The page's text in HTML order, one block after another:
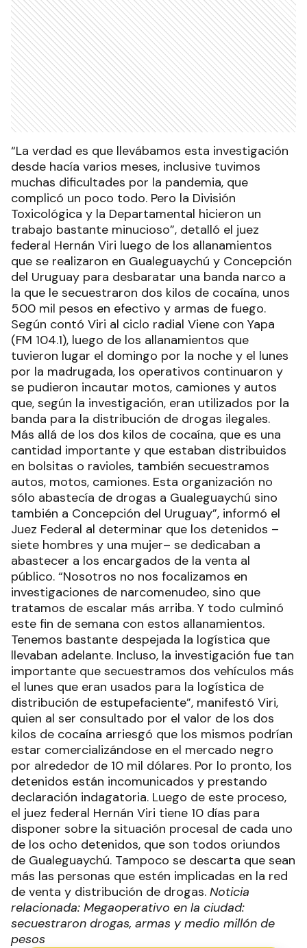
“La verdad es que llevábamos esta investigación
desde hacía varios meses, inclusive tuvimos
muchas dificultades por la pandemia, que
complicó un poco todo. Pero la División
Toxicológica y la Departamental hicieron un
trabajo bastante minucioso”, detalló el juez
federal Hernán Viri luego de los allanamientos
que se realizaron en Gualeguaychú y Concepción
del Uruguay para desbaratar una banda narco a
la que le secuestraron dos kilos de cocaína, unos
500 mil pesos en efectivo y armas de fuego.
Según contó Viri al ciclo radial Viene con Yapa
(FM 104.1), luego de los allanamientos que
tuvieron lugar el domingo por la noche y el lunes
por la madrugada, los operativos continuaron y
se pudieron incautar motos, camiones y autos
que, según la investigación, eran utilizados por la
banda para la distribución de drogas ilegales.
Más allá de los dos kilos de cocaína, que es una
cantidad importante y que estaban distribuidos
en bolsitas o ravioles, también secuestramos
autos, motos, camiones. Esta organización no
sólo abastecía de drogas a Gualeguaychú sino
también a Concepción del Uruguay”, informó el
Juez Federal al determinar que los detenidos –
siete hombres y una mujer– se dedicaban a
abastecer a los encargados de la venta al
público. “Nosotros no nos focalizamos en
investigaciones de narcomenudeo, sino que
tratamos de escalar más arriba. Y todo culminó
este fin de semana con estos allanamientos.
Tenemos bastante despejada la logística que
llevaban adelante. Incluso, la investigación fue tan
importante que secuestramos dos vehículos más
el lunes que eran usados para la logística de
distribución de estupefaciente”, manifestó Viri,
quien al ser consultado por el valor de los dos
kilos de cocaína arriesgó que los mismos podrían
estar comercializándose en el mercado negro
por alrededor de 10 mil dólares. Por lo pronto, los
detenidos están incomunicados y prestando
declaración indagatoria. Luego de este proceso,
el juez federal Hernán Viri tiene 10 días para
disponer sobre la situación procesal de cada uno
de los ocho detenidos, que son todos oriundos
de Gualeguaychú. Tampoco se descarta que sean
más las personas que estén implicadas en la red
de venta y distribución de drogas. Noticia
relacionada: Megaoperativo en la ciudad:
secuestraron drogas, armas y medio millón de
pesos